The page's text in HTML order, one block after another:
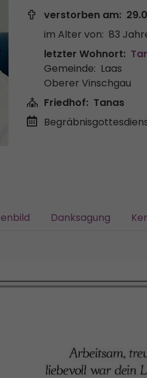
verstorben am:
im Alter von: 83
letzter Wohnort:
Gemeinde: Laas
Oberer Vinschgau
Friedhof: Tanas
Danksagung